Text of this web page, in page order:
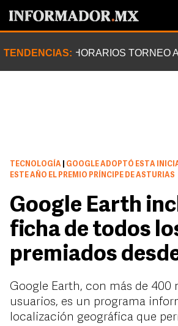
TENDENCIAS: HORARIOS TORNEO
TECNOLOGÍA
GOOGLE ADOPTÓ ESTA
ESTE AÑO EL PREMIO PRÍNCIPE DE ASTURIAS
Google Earth
ficha de todos
premiados
Google Earth, con más de 400
usuarios, es un programa
localización geográfica que